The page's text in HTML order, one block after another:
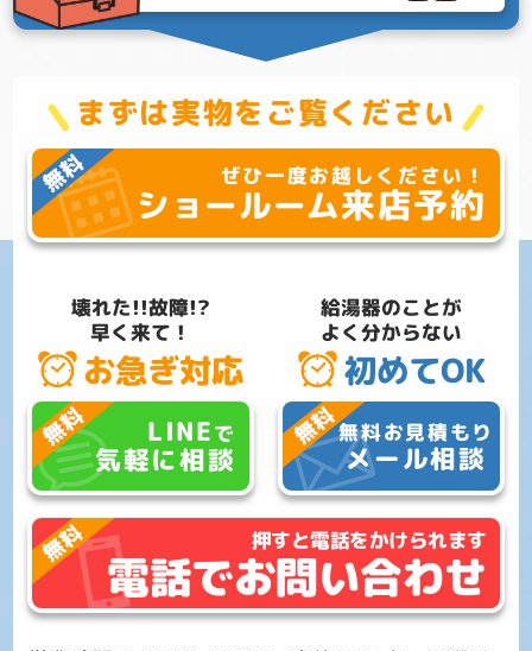
まずは実物をご覧ください
壊れた!!故障!?
早く来て！
お急ぎ対応
LINEで
気軽に相談
給湯器のことが
よく分からない
初めてOK
無料お見積もり
メール相談
ぜひ一度お越しください！
ショールーム来店予約
押すと電話をかけられます
電話でお問い合わせ